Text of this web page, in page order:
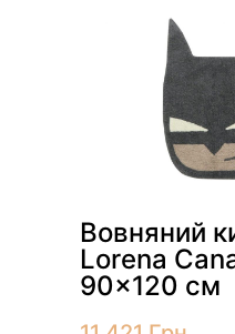
Вовняний
Lorena
90×120 см